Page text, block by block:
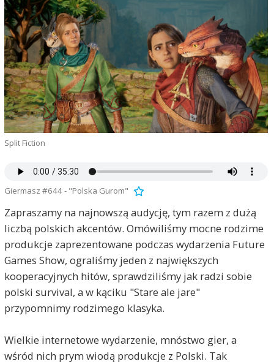
Split Fiction
Giermasz #644 - "Polska Gurom"
Zapraszamy na najnowszą audycję, tym razem z dużą
liczbą polskich akcentów. Omówiliśmy mocne rodzime
produkcje zaprezentowane podczas wydarzenia Future
Games Show, ograliśmy jeden z największych
kooperacyjnych hitów, sprawdziliśmy jak radzi sobie
polski survival, a w kąciku "Stare ale jare"
przypomnimy rodzimego klasyka.
Wielkie internetowe wydarzenie, mnóstwo gier, a
wśród nich prym wiodą produkcje z Polski. Tak